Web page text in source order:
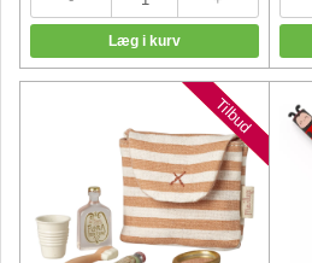
Nyheder
Tilbud